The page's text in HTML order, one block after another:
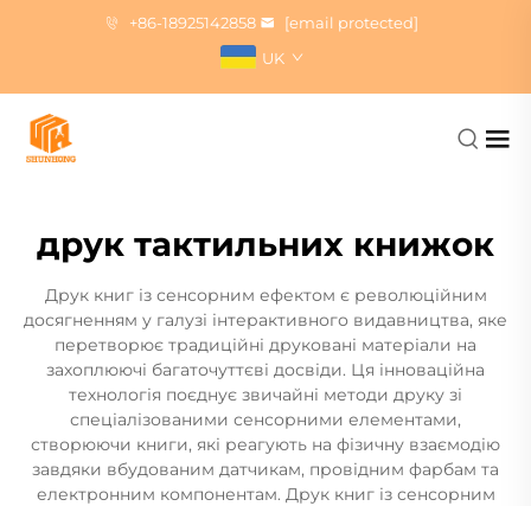
+86-18925142858
[email protected]
UK
друк тактильних книжок
Друк книг із сенсорним ефектом є революційним
досягненням у галузі інтерактивного видавництва, яке
перетворює традиційні друковані матеріали на
захоплюючі багаточуттєві досвіди. Ця інноваційна
технологія поєднує звичайні методи друку зі
спеціалізованими сенсорними елементами,
створюючи книги, які реагують на фізичну взаємодію
завдяки вбудованим датчикам, провідним фарбам та
електронним компонентам. Друк книг із сенсорним